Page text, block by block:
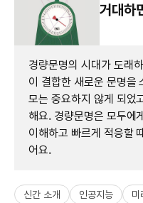
거대하
경량문명의 시대가 도래
이 결합한 새로운 문명을
모는 중요하지 않게 되었
해요. 경량문명은 모두에
이해하고 빠르게 적응할
어요.
신간 소개 인공지능 미